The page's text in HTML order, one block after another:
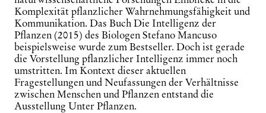
Komplexität pflanzlicher Wahrnehmungsfähigkeit und
Kommunikation. Das BuchDie Intelligenz der
Pflanzen (2015) des Biologen Stefano Mancuso
beispielsweise wurde zum Bestseller. Doch ist gerade
die Vorstellung pflanzlicher Intelligenz immer noch
umstritten. Im Kontext dieser aktuellen
Fragestellungen und Neufassungen der Verhältnisse
zwischen Menschen und Pflanzen entstand die
Ausstellung Unter Pflanzen.